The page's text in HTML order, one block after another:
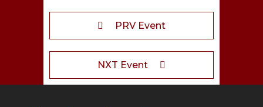
PRV Event
NXT Event